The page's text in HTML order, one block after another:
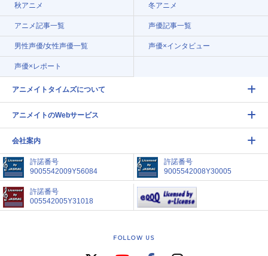
秋アニメ 冬アニメ
アニメ記事一覧 声優記事一覧
男性声優/女性声優一覧 声優×インタビュー
声優×レポート
アニメイトタイムズについて
アニメイトのWebサービス
会社案内
許諾番号
9005542009Y56084
許諾番号
9005542008Y30005
許諾番号
005542005Y31018
FOLLOW US